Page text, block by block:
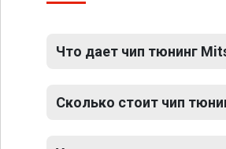
Что дает чип тюнинг
Сколько стоит чип